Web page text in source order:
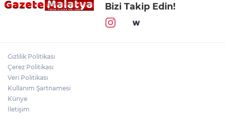
Bizi Takip Edin!
Gizlilik Politikası
Çerez Politikası
Veri Politikası
Kullanım Şartnamesi
Künye
İletişim